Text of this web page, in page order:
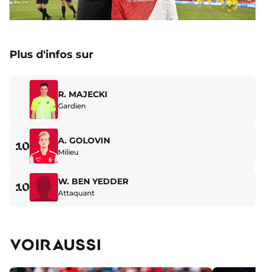
Plus d'infos sur
R. MAJECKI
Gardien
10 A. GOLOVIN
Milieu
10 W. BEN YEDDER
Attaquant
VOIR AUSSI